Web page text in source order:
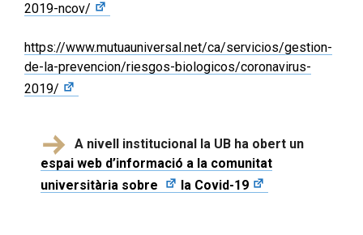
2019-ncov/
https://www.mutuauniversal.net/ca/servicios/gestion-
de-la-prevencion/riesgos-biologicos/coronavirus-
2019/
A nivell institucional la UB ha obert un
espai web d’informació a la comunitat
universitària sobre
la Covid-19